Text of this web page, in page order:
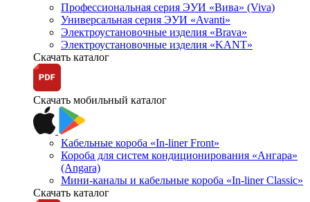
Профессиональная серия ЭУИ «Вива» (Viva)
Универсальная серия ЭУИ «Avanti»
Электроустановочные изделия «Brava»
Электроустановочные изделия «KANT»
Скачать каталог
Скачать мобильный каталог
Кабельные короба «In-liner Front»
Короба для систем кондиционирования «Ангара»
(Angara)
Мини-каналы и кабельные короба «In-liner Classic»
Скачать каталог